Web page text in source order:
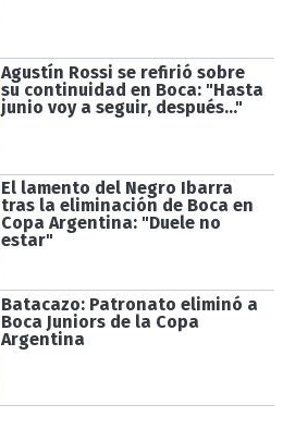
Agustín Rossi se refirió sobre
su continuidad en Boca: "Hasta
junio voy a seguir, después..."
El lamento del Negro Ibarra
tras la eliminación de Boca en
Copa Argentina: "Duele no
estar"
Batacazo: Patronato eliminó a
Boca Juniors de la Copa
Argentina